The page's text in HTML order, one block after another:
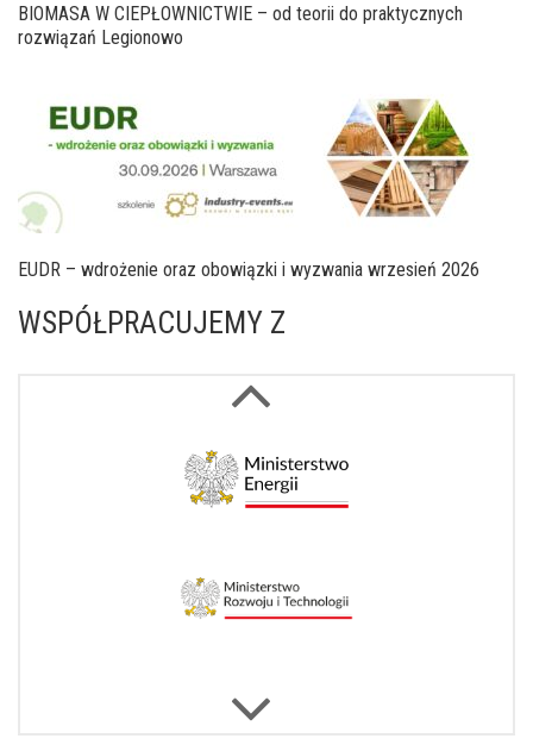
BIOMASA W CIEPŁOWNICTWIE – od teorii do praktycznych
rozwiązań Legionowo
EUDR – wdrożenie oraz obowiązki i wyzwania wrzesień 2026
WSPÓŁPRACUJEMY Z